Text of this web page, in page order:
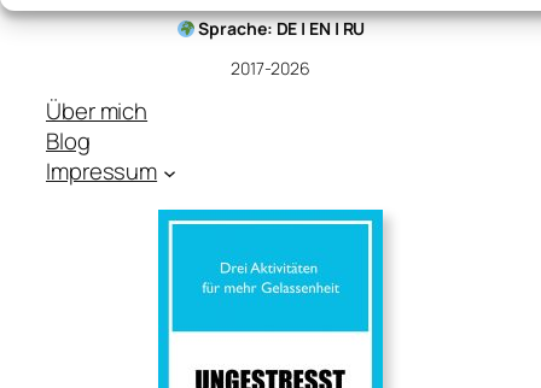
Sprache: DE | EN | RU
2017-2026
Über mich
Blog
Impressum